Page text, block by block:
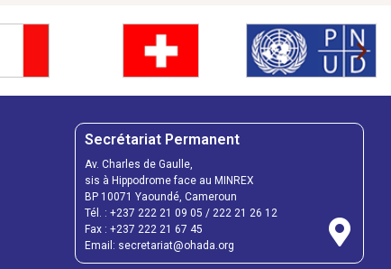
Secrétariat Permanent
Av. Charles de Gaulle,
sis à Hippodrome face au MINREX
BP 10071 Yaoundé, Cameroun
Tél. : +237 222 21 09 05 / 222 21 26 12
Fax : +237 222 21 67 45
Email: secretariat@ohada.org